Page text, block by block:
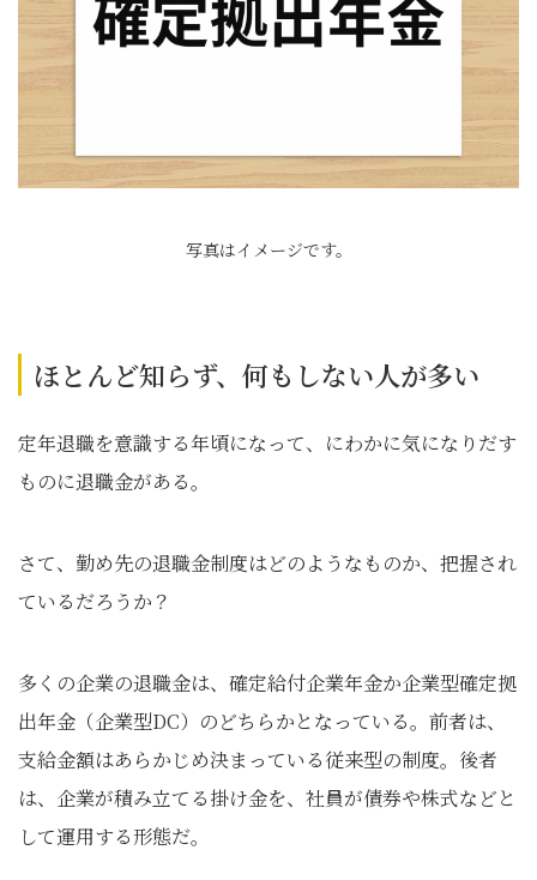
写真はイメージです。
ほとんど知らず、何もしない人が多い
定年退職を意識する年頃になって、にわかに気になりだす
ものに退職金がある。
さて、勤め先の退職金制度はどのようなものか、把握され
ているだろうか？
多くの企業の退職金は、確定給付企業年金か企業型確定拠
出年金（企業型DC）のどちらかとなっている。前者は、
支給金額はあらかじめ決まっている従来型の制度。後者
は、企業が積み立てる掛け金を、社員が債券や株式などと
して運用する形態だ。